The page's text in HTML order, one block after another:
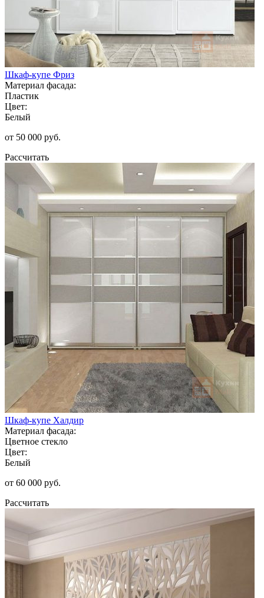
Шкаф-купе Фриз
Материал фасада:
Пластик
Цвет:
Белый
от 50 000 руб.
Рассчитать
Шкаф-купе Халдир
Материал фасада:
Цветное стекло
Цвет:
Белый
от 60 000 руб.
Рассчитать